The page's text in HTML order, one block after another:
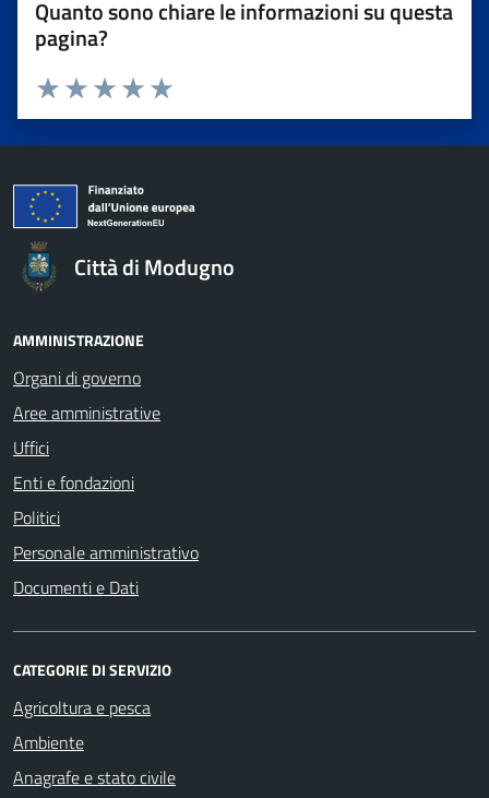
Quanto sono chiare le informazioni su questa
pagina?
Valuta da 1 a 5 stelle la pagina
Valuta 5 stelle su 5
Valuta 4 stelle su 5
Valuta 3 stelle su 5
Valuta 2 stelle su 5
Valuta 1 stelle su 5
Città di Modugno
AMMINISTRAZIONE
Organi di governo
Aree amministrative
Uffici
Enti e fondazioni
Politici
Personale amministrativo
Documenti e Dati
CATEGORIE DI SERVIZIO
Agricoltura e pesca
Ambiente
Anagrafe e stato civile